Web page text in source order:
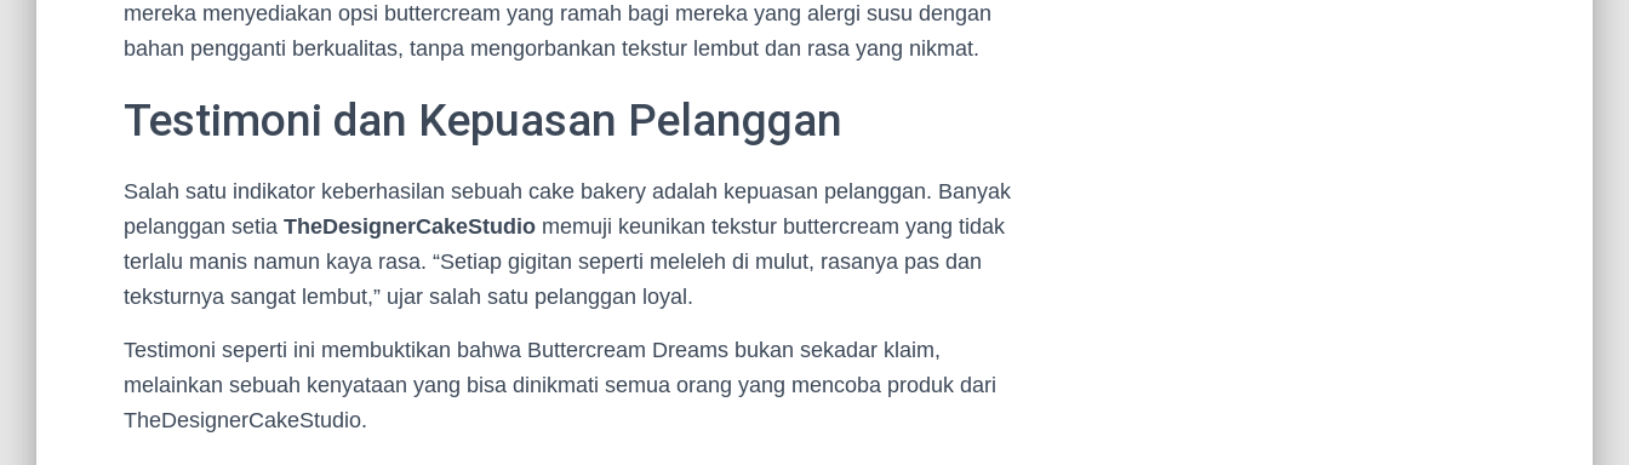
mereka menyediakan opsi buttercream yang ramah bagi mereka yang alergi susu dengan
bahan pengganti berkualitas, tanpa mengorbankan tekstur lembut dan rasa yang nikmat.
Testimoni dan Kepuasan Pelanggan
Salah satu indikator keberhasilan sebuah cake bakery adalah kepuasan pelanggan. Banyak
pelanggan setia TheDesignerCakeStudio memuji keunikan tekstur buttercream yang tidak
terlalu manis namun kaya rasa. “Setiap gigitan seperti meleleh di mulut, rasanya pas dan
teksturnya sangat lembut,” ujar salah satu pelanggan loyal.
Testimoni seperti ini membuktikan bahwa Buttercream Dreams bukan sekadar klaim,
melainkan sebuah kenyataan yang bisa dinikmati semua orang yang mencoba produk dari
TheDesignerCakeStudio.